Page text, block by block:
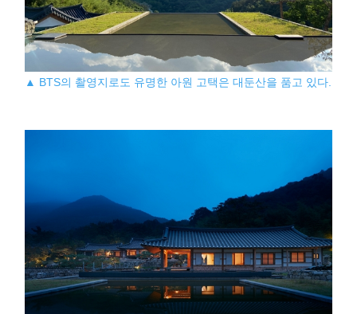
▲ BTS의 촬영지로도 유명한 아원 고택은 대둔산을 품고 있다.